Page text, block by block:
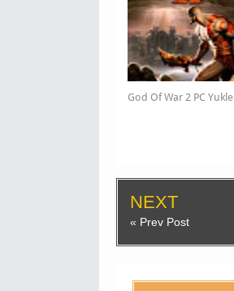
God Of War 2 PC Yukle
NEXT
« Prev Post